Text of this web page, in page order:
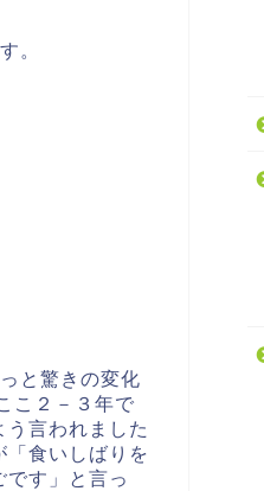
。
と驚きの変化
こ２－３年で
言われました
「食いしばりを
す」と言っ